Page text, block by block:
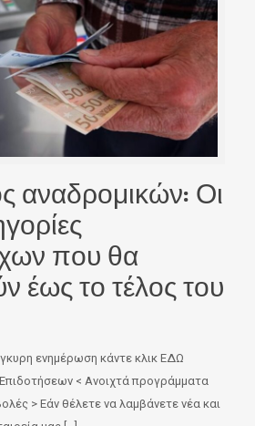
αναδρομικών: Οι
που θα
έως το τέλος του
ενημέρωση κάντε κλικ ΕΔΩ
< Ανοιχτά προγράμματα
> Εάν θέλετε να λαμβάνετε νέα και